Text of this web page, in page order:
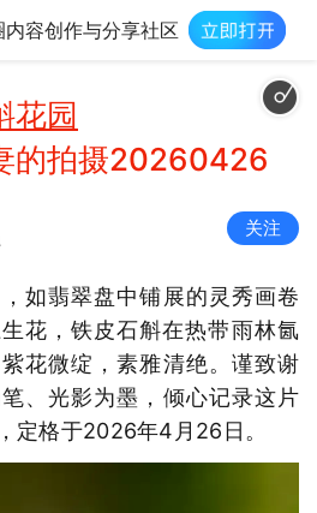
容创作与分享社区
花园
的拍摄20260426
关注
如翡翠盘中铺展的灵秀画卷
花，铁皮石斛在热带雨林氤
花微绽，素雅清绝。谨致谢
、光影为墨，倾心记录这片
定格于2026年4月26日。